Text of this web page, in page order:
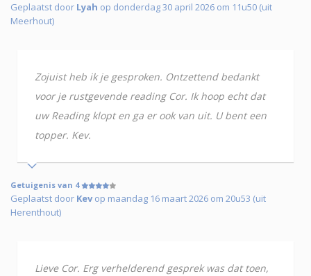
Geplaatst door Lyah op donderdag 30 april 2026 om 11u50 (uit
Meerhout)
Zojuist heb ik je gesproken. Ontzettend bedankt
voor je rustgevende reading Cor. Ik hoop echt dat
uw Reading klopt en ga er ook van uit. U bent een
topper. Kev.
Getuigenis van 4
Geplaatst door Kevop maandag 16 maart 2026 om 20u53 (uit
Herenthout)
Lieve Cor. Erg verhelderend gesprek was dat toen,